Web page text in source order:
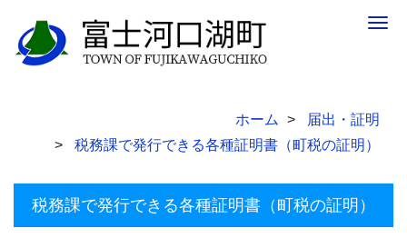
ホーム
届出・証明
税務課で発行できる各種証明書（町税の証明）
税務課で発行できる各種証明書（町税の証明）